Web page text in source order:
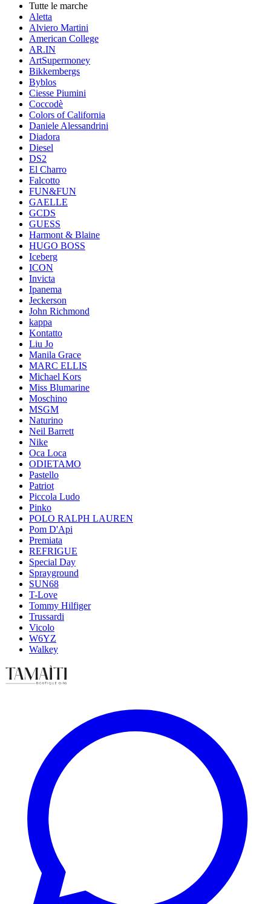
Tutte le marche
Aletta
Alviero Martini
American College
AR.IN
ArtSupermoney
Bikkembergs
Byblos
Ciesse Piumini
Coccodè
Colors of California
Daniele Alessandrini
Diadora
Diesel
DS2
El Charro
Falcotto
FUN&FUN
GAELLE
GCDS
GUESS
Harmont & Blaine
HUGO BOSS
Iceberg
ICON
Invicta
Ipanema
Jeckerson
John Richmond
kappa
Kontatto
Liu Jo
Manila Grace
MARC ELLIS
Michael Kors
Miss Blumarine
Moschino
MSGM
Naturino
Neil Barrett
Nike
Oca Loca
ODIETAMO
Pastello
Patriot
Piccola Ludo
Pinko
POLO RALPH LAUREN
Pom D'Api
Premiata
REFRIGUE
Special Day
Sprayground
SUN68
T-Love
Tommy Hilfiger
Trussardi
Vicolo
W6YZ
Walkey